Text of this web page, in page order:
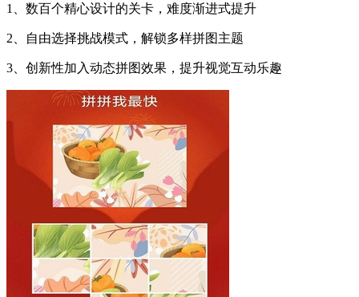
1、数百个精心设计的关卡，难度渐进式提升
2、自由选择挑战模式，解锁多样拼图主题
3、创新性加入动态拼图效果，提升视觉互动乐趣